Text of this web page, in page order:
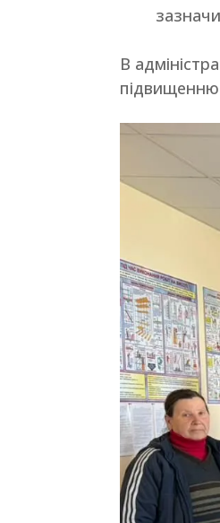
В
підвищенню